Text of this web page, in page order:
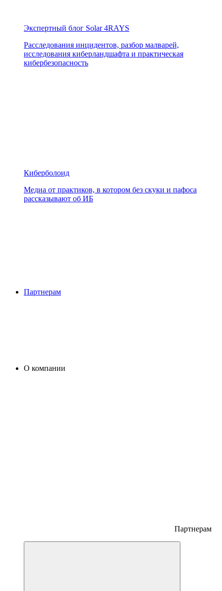
Экспертный блог Solar 4RAYS
Расследования инцидентов, разбор малварей,
исследования киберландшафта и практическая
кибербезопасность
Киберболоид
Медиа от практиков, в котором без скуки и пафоса
рассказывают об ИБ
Партнерам
О компании
Партнерам